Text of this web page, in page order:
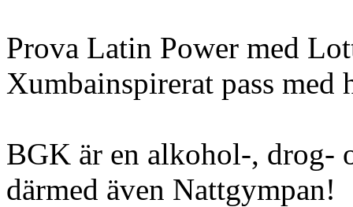
Prova Latin Power med
Xumbainspirerat pass med
BGK är en alkohol-, drog-
därmed även Nattgympan!